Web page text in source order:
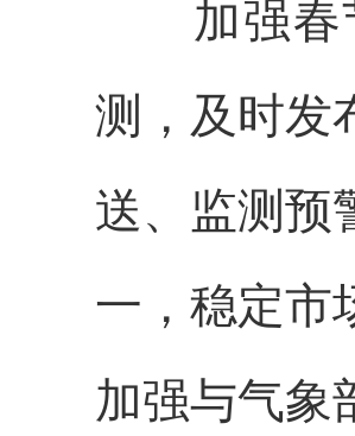
加强春节
测，及时发
送、监测预
一，稳定市
加强与气象